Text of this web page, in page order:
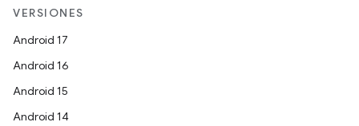
VERSIONES
Android 17
Android 16
Android 15
Android 14